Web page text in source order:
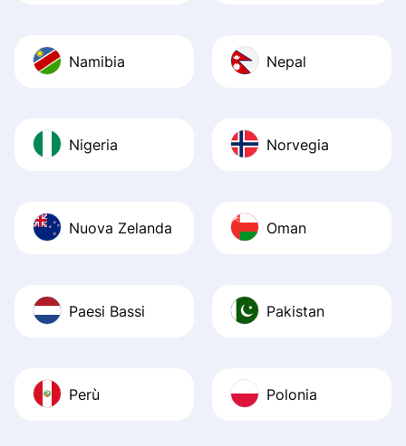
Namibia Nepal
Nigeria Norvegia
Nuova Zelanda Oman
Paesi Bassi Pakistan
Perù Polonia